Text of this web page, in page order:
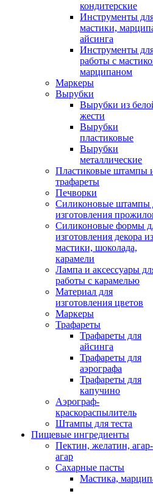
кондитерские
Инструменты
мастики,
айсинга
Инструменты
работы с
марципаном
Маркеры
Вырубки
Вырубки из
жести
Вырубки
пластиковые
Вырубки
металлические
Пластиковые штампы
трафареты
Печворки
Силиконовые штампы
изготовления
Силиконовые формы
изготовления декора из
мастики, шоколада,
карамели
Лампа и аксессуары
работы с карамелью
Материал для
изготовления цветов
Маркеры
Трафареты
Трафареты для
айсинга
Трафареты для
аэрографа
Трафареты для
капучино
Аэрограф-
краскораспылитель
Штампы для теста
Пищевые ингредиенты
Пектин, желатин, агар-
агар
Сахарные пасты
Мастика,